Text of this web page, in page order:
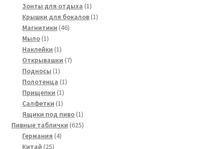
товаров
Зонты для отдыха 11
товар
Крышки для бокалов 11
Магнитики 4646
Мыло 11
товар
Наклейки 11
товар
Открывашки 77
Подносы 11
товар
Полотенца 11
Прищепки 11
товар
Салфетки 11
товар
Ящики под пиво 11
товар
Пивные таблички 625625
Германия 44
Китай 2525